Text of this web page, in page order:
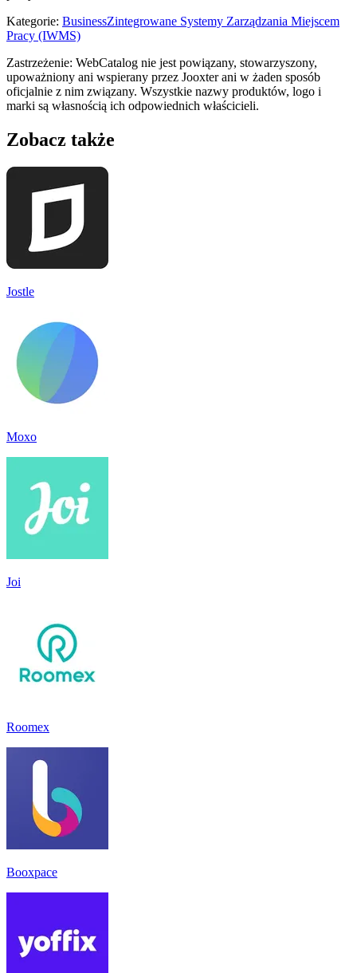
Kategorie: BusinessZintegrowane Systemy Zarządzania Miejscem
Pracy (IWMS)
Zastrzeżenie: WebCatalog nie jest powiązany, stowarzyszony,
upoważniony ani wspierany przez Jooxter ani w żaden sposób
oficjalnie z nim związany. Wszystkie nazwy produktów, logo i
marki są własnością ich odpowiednich właścicieli.
Zobacz także
Jostle
Moxo
Joi
Roomex
Booxpace